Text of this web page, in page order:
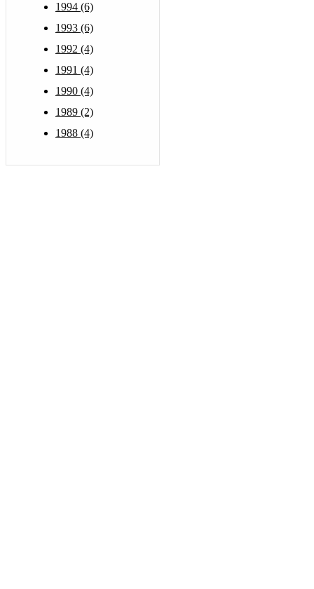
1994 (6)
1993 (6)
1992 (4)
1991 (4)
1990 (4)
1989 (2)
1988 (4)